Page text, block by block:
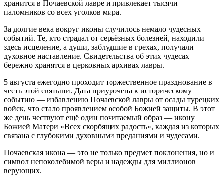
хранится в Почаевской лавре и привлекает тысячи
паломников со всех уголков мира.
За долгие века вокруг иконы случилось немало чудесных
событий. Те, кто страдал от серьёзных болезней, находили
здесь исцеление, а души, заблудшие в грехах, получали
духовное наставление. Свидетельства об этих чудесах
бережно хранятся в церковных архивах лавры.
5 августа ежегодно проходит торжественное празднование в
честь этой святыни. Дата приурочена к историческому
событию — избавлению Почаевской лавры от осады турецких
войск, что стало проявлением особой Божией защиты. В этот
же день чествуют ещё один почитаемый образ — икону
Божией Матери «Всех скорбящих радость», каждая из которых
связана с глубокими духовными преданиями и чудесами.
Почаевская икона — это не только предмет поклонения, но и
символ непоколебимой веры и надежды для миллионов
верующих.